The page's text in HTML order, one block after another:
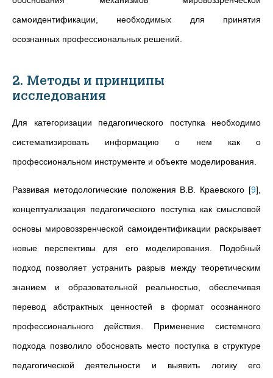
самоидентификации, необходимых для принятия
осознанных профессиональных решений.
2. Методы и принципы
исследования
Для категоризации педагогического поступка необходимо
систематизировать информацию о нем как о
профессиональном инструменте и объекте моделирования.
Развивая методологические положения В.В. Краевского [9]
концептуализация педагогического поступка как смысловой
основы мировоззренческой самоидентификации раскрывает
новые перспективы для его моделирования. Подобный
подход позволяет устранить разрыв между теоретическим
знанием и образовательной реальностью, обеспечивая
перевод абстрактных ценностей в формат осознанного
профессионального действия. Применение системного
подхода позволило обосновать место поступка в структуре
педагогической деятельности и выявить логику его